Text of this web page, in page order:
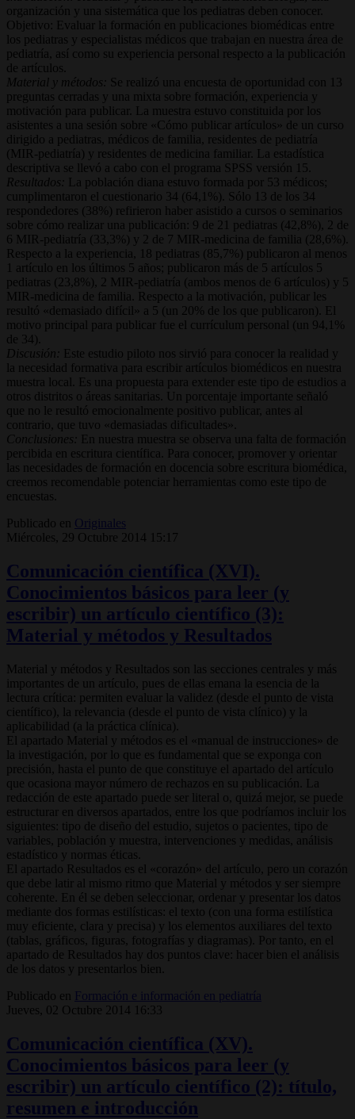
organización y una sistemática que los pediatras deben conocer.
Objetivo: Evaluar la formación en publicaciones biomédicas entre
los pediatras y especialistas médicos que trabajan en nuestra área de
pediatría, así como su experiencia personal respecto a la publicación
de artículos.
Material y métodos:
Se realizó una encuesta de oportunidad con 13
preguntas cerradas y una mixta sobre formación, experiencia y
motivación para publicar. La muestra estuvo constituida por los
asistentes a una sesión sobre «Cómo publicar artículos» de un curso
dirigido a pediatras, médicos de familia, residentes de pediatría
(MIR-pediatría) y residentes de medicina familiar. La estadística
descriptiva se llevó a cabo con el programa SPSS versión 15.
Resultados:
La población diana estuvo formada por 53 médicos;
cumplimentaron el cuestionario 34 (64,1%). Sólo 13 de los 34
respondedores (38%) refirieron haber asistido a cursos o seminarios
sobre cómo realizar una publicación: 9 de 21 pediatras (42,8%), 2 de
6 MIR-pediatría (33,3%) y 2 de 7 MIR-medicina de familia (28,6%).
Respecto a la experiencia, 18 pediatras (85,7%) publicaron al menos
1 artículo en los últimos 5 años; publicaron más de 5 artículos 5
pediatras (23,8%), 2 MIR-pediatría (ambos menos de 6 artículos) y 5
MIR-medicina de familia. Respecto a la motivación, publicar les
resultó «demasiado difícil» a 5 (un 20% de los que publicaron). El
motivo principal para publicar fue el currículum personal (un 94,1%
de 34).
Discusión:
Este estudio piloto nos sirvió para conocer la realidad y
la necesidad formativa para escribir artículos biomédicos en nuestra
muestra local. Es una propuesta para extender este tipo de estudios a
otros distritos o áreas sanitarias. Un porcentaje importante señaló
que no le resultó emocionalmente positivo publicar, antes al
contrario, que tuvo «demasiadas dificultades».
Conclusiones:
En nuestra muestra se observa una falta de formación
percibida en escritura científica. Para conocer, promover y orientar
las necesidades de formación en docencia sobre escritura biomédica,
creemos recomendable potenciar herramientas como este tipo de
encuestas.
Publicado en
Originales
Miércoles, 29 Octubre 2014 15:17
Comunicación científica (XVI).
Conocimientos básicos para leer (y
escribir) un artículo científico (3):
Material y métodos y Resultados
Material y métodos y Resultados son las secciones centrales y más
importantes de un artículo, pues de ellas emana la esencia de la
lectura crítica: permiten evaluar la validez (desde el punto de vista
científico), la relevancia (desde el punto de vista clínico) y la
aplicabilidad (a la práctica clínica).
El apartado Material y métodos es el «manual de instrucciones» de
la investigación, por lo que es fundamental que se exponga con
precisión, hasta el punto de que constituye el apartado del artículo
que ocasiona mayor número de rechazos en su publicación. La
redacción de este apartado puede ser literal o, quizá mejor, se puede
estructurar en diversos apartados, entre los que podríamos incluir los
siguientes: tipo de diseño del estudio, sujetos o pacientes, tipo de
variables, población y muestra, intervenciones y medidas, análisis
estadístico y normas éticas.
El apartado Resultados es el «corazón» del artículo, pero un corazón
que debe latir al mismo ritmo que Material y métodos y ser siempre
coherente. En él se deben seleccionar, ordenar y presentar los datos
mediante dos formas estilísticas: el texto (con una forma estilística
muy eficiente, clara y precisa) y los elementos auxiliares del texto
(tablas, gráficos, figuras, fotografías y diagramas). Por tanto, en el
apartado de Resultados hay dos puntos clave: hacer bien el análisis
de los datos y presentarlos bien.
Publicado en
Formación e información en pediatría
Jueves, 02 Octubre 2014 16:33
Comunicación científica (XV).
Conocimientos básicos para leer (y
escribir) un artículo científico (2): título,
resumen e introducción